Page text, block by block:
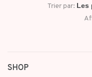
Trier par:
SHOP